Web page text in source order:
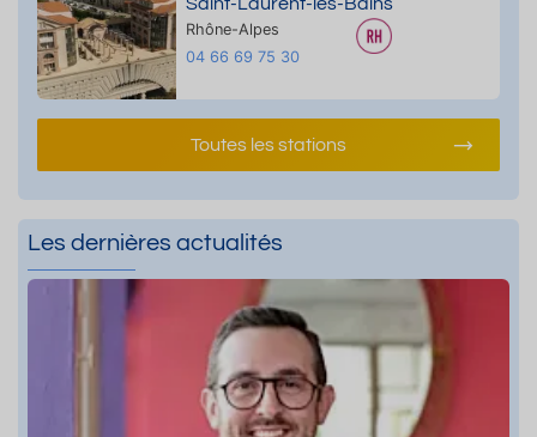
Rhône-Alpes
04 66 69 75 30
Toutes les stations
Les dernières actualités